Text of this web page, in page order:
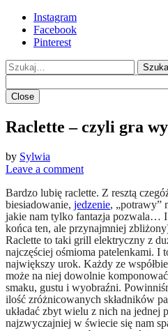
Instagram
Facebook
Pinterest
Szukaj
Close
Raclette – czyli gra
by Sylwia
Leave a comment
Bardzo lubię raclette. Z resztą
biesiadowanie, jedzenie, „potrawy”
jakie nam tylko fantazja pozwala…
końca ten, ale przynajmniej
Raclette to taki grill elektryczny z
najczęściej ośmioma patelenkami. I
największy urok. Każdy ze
może na niej dowolnie
smaku, gustu i wyobraźni.
ilość zróżnicowanych składników
układać zbyt wielu z nich na jednej
najzwyczajniej w świecie się nam